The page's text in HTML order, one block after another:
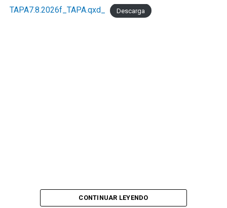
TAPA7.8.2026f_TAPA.qxd_ Descarga
CONTINUAR LEYENDO